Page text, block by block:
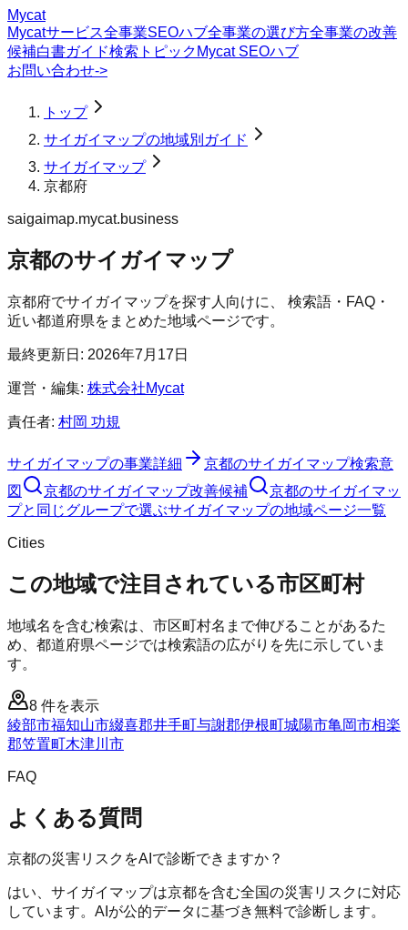
Mycat
Mycatサービス全事業SEOハブ全事業の選び方全事業の改善
候補白書ガイド検索トピック Mycat SEOハブ
お問い合わせ->
トップ
サイガイマップの地域別ガイド
サイガイマップ
京都府
saigaimap.mycat.business
京都のサイガイマップ
京都府でサイガイマップを探す人向けに、 検索語・FAQ・
近い都道府県をまとめた地域ページです。
最終更新日: 2026年7月17日
運営・編集: 株式会社Mycat
責任者: 村岡 功規
サイガイマップの事業詳細
京都のサイガイマップ検索意
図
京都のサイガイマップ改善候補
京都のサイガイマッ
プと同じグループで選ぶサイガイマップの地域ページ一覧
Cities
この地域で注目されている市区町村
地域名を含む検索は、市区町村名まで伸びることがあるた
め、都道府県ページでは検索語の広がりを先に示していま
す。
8 件を表示
綾部市福知山市綴喜郡井手町与謝郡伊根町城陽市亀岡市相楽
郡笠置町木津川市
FAQ
よくある質問
京都の災害リスクをAIで診断できますか？
はい、サイガイマップは京都を含む全国の災害リスクに対応
しています。AIが公的データに基づき無料で診断します。